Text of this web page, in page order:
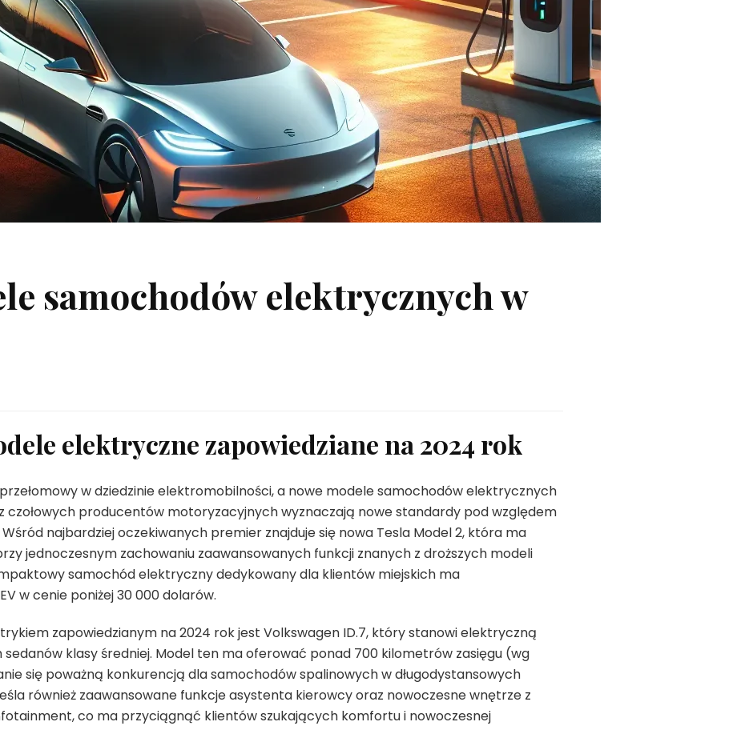
samochodów elektrycznych w
elektryczne zapowiedziane na 2024 rok
w dziedzinie elektromobilności, a nowe modele samochodów elektrycznych
czołowych producentów motoryzacyjnych wyznaczają nowe standardy pod względem
Wśród najbardziej oczekiwanych premier znajduje się nowa Tesla Model 2, która ma
jednoczesnym zachowaniu zaawansowanych funkcji znanych z droższych modeli
samochód elektryczny dedykowany dla klientów miejskich ma
w cenie poniżej 30 000 dolarów.
zapowiedzianym na 2024 rok jest Volkswagen ID.7, który stanowi elektryczną
klasy średniej. Model ten ma oferować ponad 700 kilometrów zasięgu (wg
się poważną konkurencją dla samochodów spalinowych w długodystansowych
również zaawansowane funkcje asystenta kierowcy oraz nowoczesne wnętrze z
co ma przyciągnąć klientów szukających komfortu i nowoczesnej